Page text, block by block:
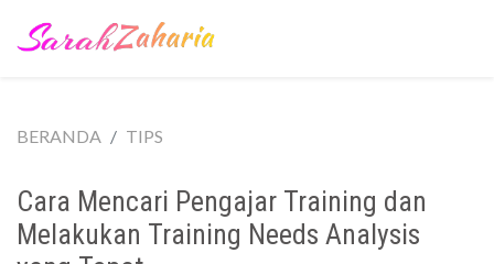
BERANDA TIPS
Cara Mencari Pengajar Training dan
Melakukan Training Needs Analysis